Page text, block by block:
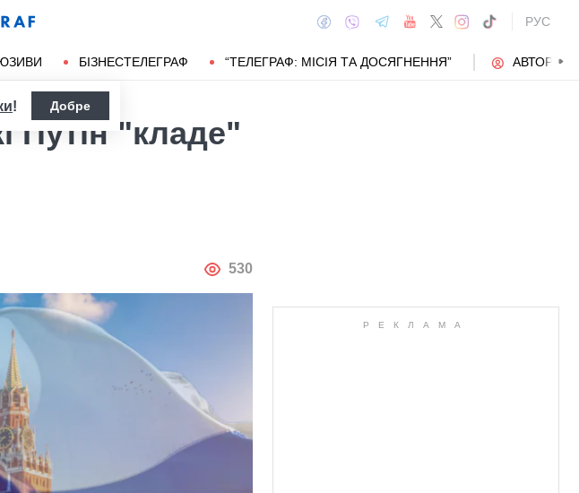
РУС
БІЗНЕСТЕЛЕГРАФ “ТЕЛЕГРАФ: МІСІЯ ТА ДОСЯГНЕННЯ” АВТОРИ
! Добре
Путін "кладе"
АВТОР
530